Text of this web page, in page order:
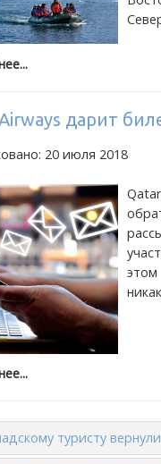
дарит
20 июля 2018
туристу